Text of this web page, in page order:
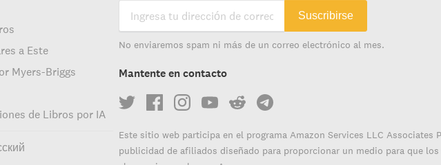
a Este
Myers-Briggs
de Libros por IA
Suscribirse
No enviaremos spam ni más de un correo electrónico al mes.
Mantente en contacto
Este sitio web participa en el programa Amazon Services LLC Associates
publicidad de afiliados diseñado para proporcionar un medio para que